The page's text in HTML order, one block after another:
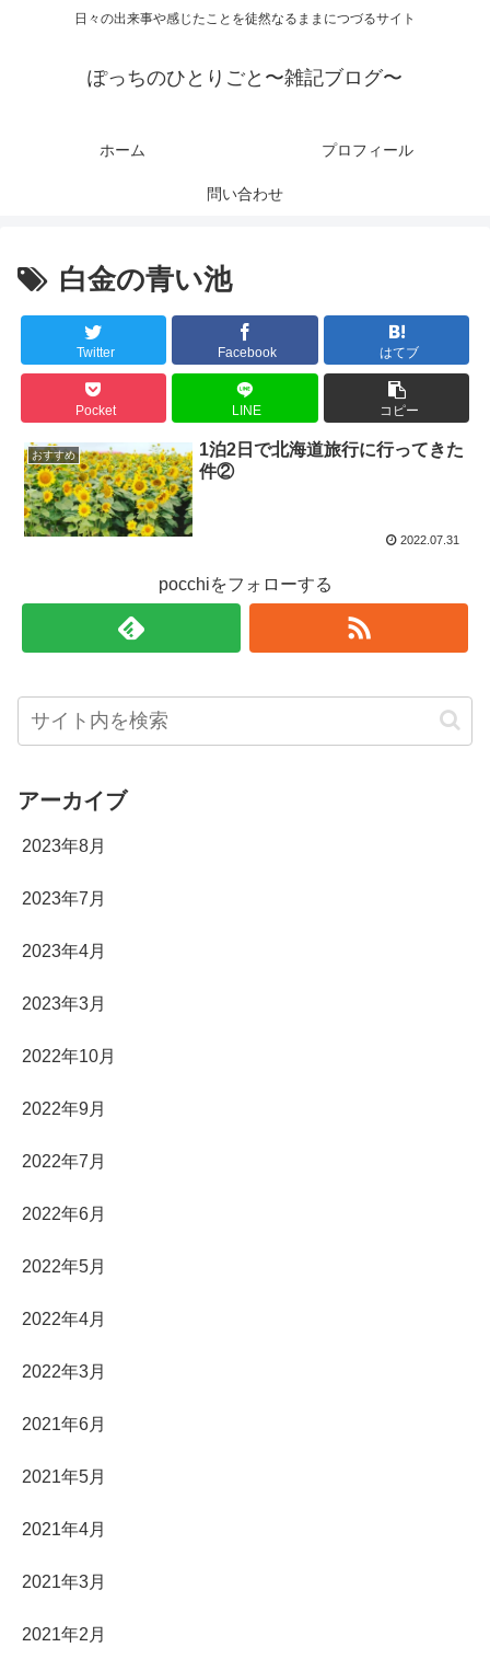
日々の出来事や感じたことを徒然なるままにつづるサイト
ぽっちのひとりごと〜雑記ブログ〜
ホーム プロフィール
問い合わせ
白金の青い池
Twitter Facebook はてブ
Pocket LINE コピー
おすすめ
1泊2日で北海道旅行に行ってきた
件②
2022.07.31
pocchiをフォローする
アーカイブ
2023年8月
2023年7月
2023年4月
2023年3月
2022年10月
2022年9月
2022年7月
2022年6月
2022年5月
2022年4月
2022年3月
2021年6月
2021年5月
2021年4月
2021年3月
2021年2月